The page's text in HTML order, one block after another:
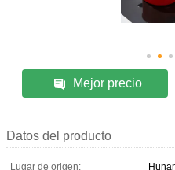
Mejor precio
Datos del producto
Lugar de origen: